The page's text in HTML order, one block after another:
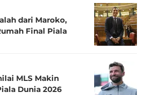
dari Maroko,
Final Piala
MLS Makin
Dunia 2026